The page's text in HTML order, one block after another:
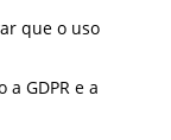
que o uso
GDPR e a